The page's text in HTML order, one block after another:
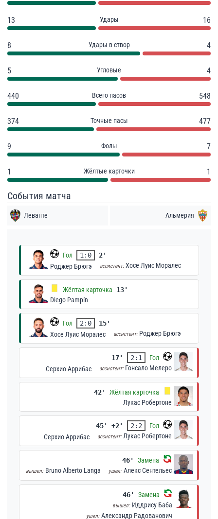
13 Удары 16
8 Удары в створ 4
5 Угловые 4
440 Всего пасов 548
374 Точные пасы 477
9 Фолы 7
1 Жёлтые карточки 1
События матча
Леванте Альмерия
Гол 1:0
2'
Роджер Брюгэ
ассистент:Хосе Луис Моралес
Жёлтая карточка
13'
Diego Pampín
Гол 2:0
15'
Хосе Луис Моралес
ассистент: Роджер Брюгэ
17' 2:1
Гол
Серхио Аррибас
ассистент: Гонсало Мелеро
42'
Жёлтая карточка
Лукас Робертоне
45' +2' 2:2
Гол
Серхио Аррибас
ассистент: Лукас Робертоне
46' Замена
вышел: Bruno Alberto Langa ушел: Алекс Сентельес
46' Замена
вышел: Иддрису Баба
ушел: Александр Радованович